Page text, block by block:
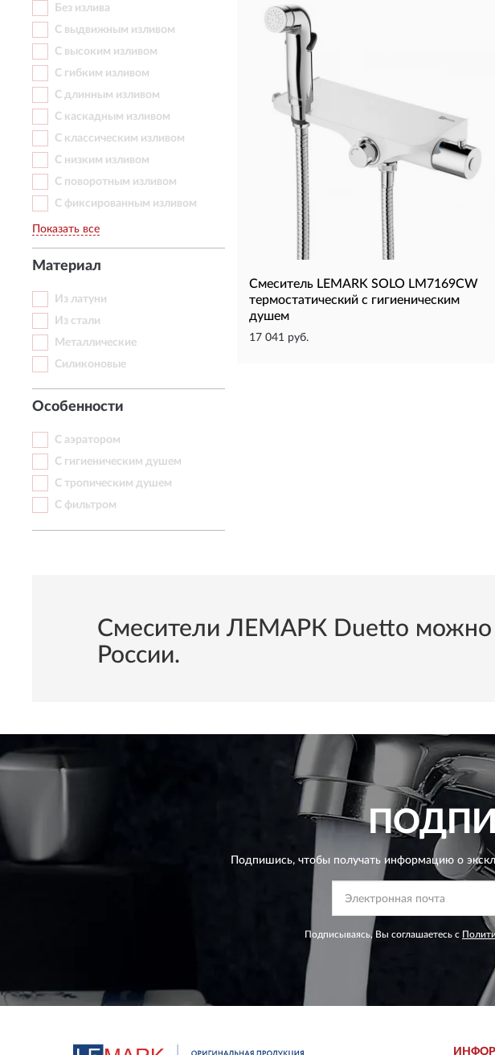
Без излива
С выдвижным изливом
С высоким изливом
С гибким изливом
С длинным изливом
С каскадным изливом
С классическим изливом
С низким изливом
С поворотным изливом
С фиксированным изливом
Показать все
Материал
Из латуни
Из стали
Металлические
Силиконовые
Особенности
С аэратором
С гигиеническим душем
С тропическим душем
С фильтром
Смеситель LEMARK SOLO LM7169CW
термостатический с гигиеническим
душем
17 041 руб.
Смесители ЛЕМАРК Duetto можно
России.
Подпишись, чтобы получать информацию о
Подписываясь, Вы соглашаетесь с